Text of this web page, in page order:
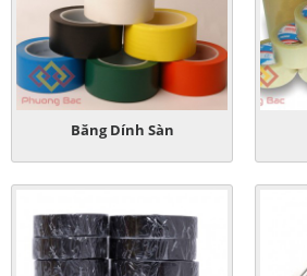
Băng Dính Sàn